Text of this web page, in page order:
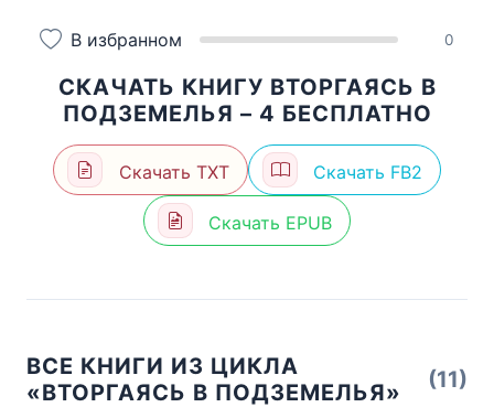
В избранном 0
СКАЧАТЬ КНИГУ ВТОРГАЯСЬ В
ПОДЗЕМЕЛЬЯ – 4 БЕСПЛАТНО
Скачать TXT Скачать FB2
Скачать EPUB
ВСЕ КНИГИ ИЗ ЦИКЛА
«ВТОРГАЯСЬ В ПОДЗЕМЕЛЬЯ»
(11)